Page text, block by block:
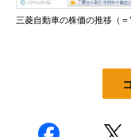
三菱自動車の株価の推移（